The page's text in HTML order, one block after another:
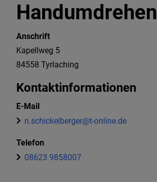
Handumdrehen
Anschrift
Kapellweg 5
84558 Tyrlaching
Kontaktinformationen
E-Mail
n.schickelberger@t-online.de
Telefon
08623 9858007